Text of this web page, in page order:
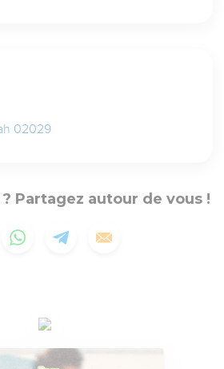
02029
Partagez autour de vous !